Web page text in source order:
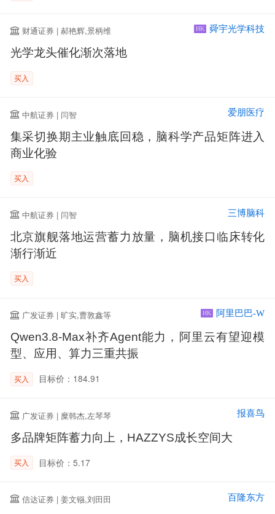
财通证券 | 郝艳辉,景柄维 HK 舜宇光学科技
光学龙头催化渐次落地
买入
中航证券 | 闫智 爱朋医疗
集采切换期主业触底回稳，脑科学产品矩阵进入
商业化验
买入
中航证券 | 闫智 三博脑科
北京旗舰落地运营蓄力放量，脑机接口临床转化
渐行渐近
买入
广发证券 | 旷实,曹敦鑫等 HK 阿里巴巴-W
Qwen3.8-Max补齐Agent能力，阿里云有望迎模
型、应用、算力三重共振
买入 目标价：184.91
广发证券 | 糜韩杰,左琴琴 报喜鸟
多品牌矩阵蓄力向上，HAZZYS成长空间大
买入 目标价：5.17
信达证券 | 姜文镪,刘田田 百隆东方